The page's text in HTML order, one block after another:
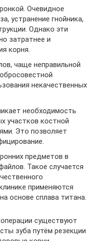
Очевидное
устранение гнойника,
Однако эти
затратнее и
корня.
чаще неправильной
некачественных
необходимость
участков костной
Это позволяет
предметов в
Такое случается
применяются
основе сплава титана.
существуют
зуба путём резекции